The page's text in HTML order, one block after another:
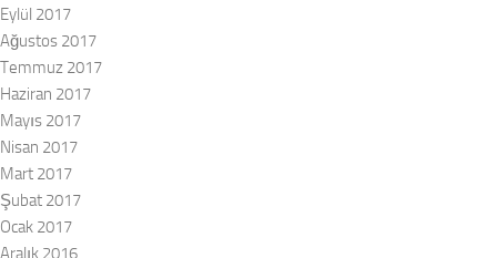
Eylül 2017
Ağustos 2017
Temmuz 2017
Haziran 2017
Mayıs 2017
Nisan 2017
Mart 2017
Şubat 2017
Ocak 2017
Aralık 2016